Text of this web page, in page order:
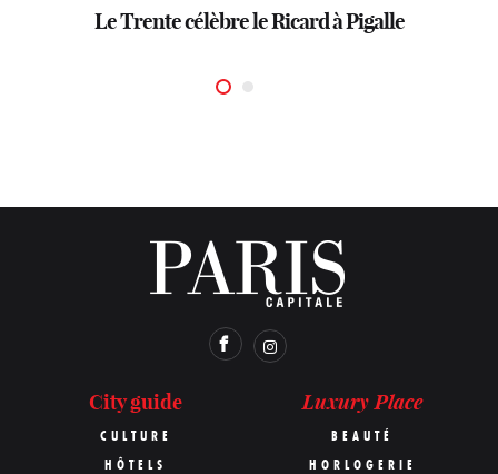
Le Trente célèbre le Ricard à Pigalle
Burgundy
City guide
CULTURE
HÔTELS
Luxury Place
BEAUTÉ
HORLOGERIE